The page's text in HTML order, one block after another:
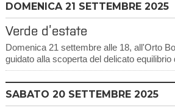
DOMENICA 21 SETTEMBRE 2025
Verde d’estate
Domenica 21 settembre alle 18, all'Orto
guidato alla scoperta del delicato equilibrio
SABATO 20SETTEMBRE 2025